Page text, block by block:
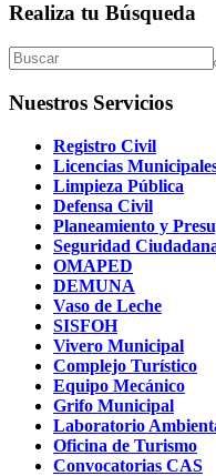
Realiza tu Búsqueda
Nuestros Servicios
Registro Civil
Licencias
Limpieza Pública
Defensa Civil
Planeamiento y
Seguridad
OMAPED
DEMUNA
Vaso de Leche
SISFOH
Vivero Municipal
Complejo Turístico
Equipo Mecánico
Grifo Municipal
Laboratorio
Oficina de Turismo
Convocatorias CAS